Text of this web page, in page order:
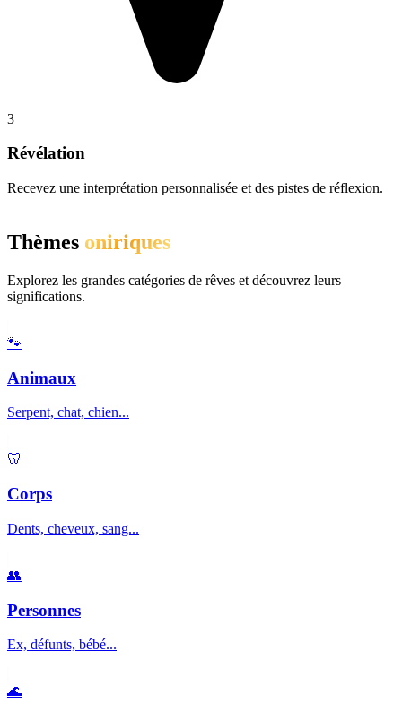
3
Révélation
Recevez une interprétation personnalisée et des pistes de réflexion.
Thèmes oniriques
Explorez les grandes catégories de rêves et découvrez leurs
significations.
🐾
Animaux
Serpent, chat, chien...
🦷
Corps
Dents, cheveux, sang...
👥
Personnes
Ex, défunts, bébé...
🌊